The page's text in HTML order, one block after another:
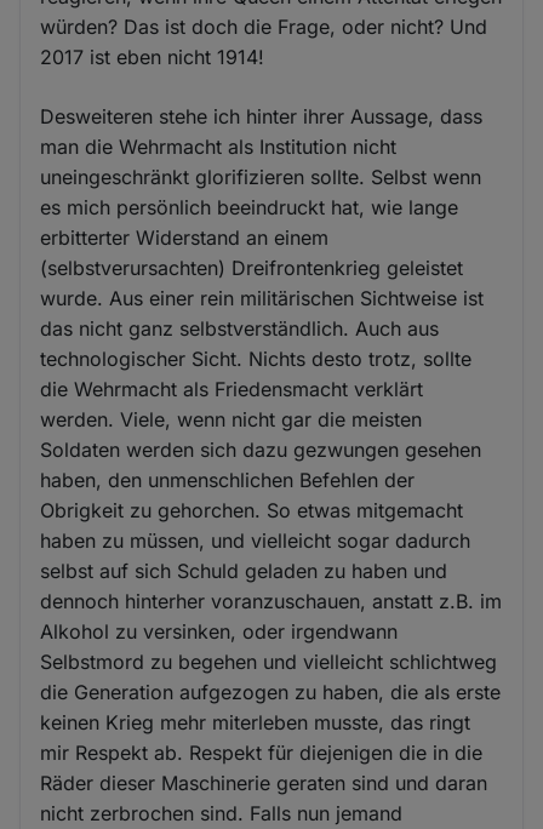
würden? Das ist doch die Frage, oder nicht? Und
2017 ist eben nicht 1914!
Desweiteren stehe ich hinter ihrer Aussage, dass
man die Wehrmacht als Institution nicht
uneingeschränkt glorifizieren sollte. Selbst wenn
es mich persönlich beeindruckt hat, wie lange
erbitterter Widerstand an einem
(selbstverursachten) Dreifrontenkrieg geleistet
wurde. Aus einer rein militärischen Sichtweise ist
das nicht ganz selbstverständlich. Auch aus
technologischer Sicht. Nichts desto trotz, sollte
die Wehrmacht als Friedensmacht verklärt
werden. Viele, wenn nicht gar die meisten
Soldaten werden sich dazu gezwungen gesehen
haben, den unmenschlichen Befehlen der
Obrigkeit zu gehorchen. So etwas mitgemacht
haben zu müssen, und vielleicht sogar dadurch
selbst auf sich Schuld geladen zu haben und
dennoch hinterher voranzuschauen, anstatt z.B. im
Alkohol zu versinken, oder irgendwann
Selbstmord zu begehen und vielleicht schlichtweg
die Generation aufgezogen zu haben, die als erste
keinen Krieg mehr miterleben musste, das ringt
mir Respekt ab. Respekt für diejenigen die in die
Räder dieser Maschinerie geraten sind und daran
nicht zerbrochen sind. Falls nun jemand